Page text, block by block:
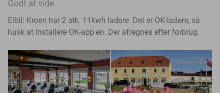
Godt at vide
Elbil: Kroen har 2 stk. 11kwh ladere. Det er OK-ladere, så
husk at installere OK-app'en. Der afregnes efter forbrug.